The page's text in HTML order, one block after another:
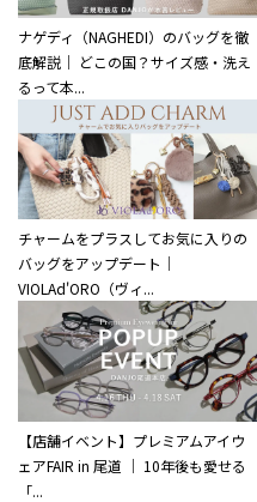
ナゲディ（NAGHEDI）のバッグを徹
底解説｜ どこの国？サイズ感・洗え
るって本...
チャームをプラスしてお気に入りの
バッグをアップデート｜
VIOLAd'ORO（ヴィ...
【店舗イベント】プレミアムアイウ
ェアFAIR in 尾道 ｜ 10年後も愛せる
「...